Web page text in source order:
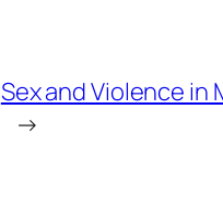
Sex and Violence in
→